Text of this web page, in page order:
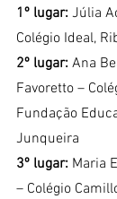
1º lugar: Júlia
Colégio Ideal,
2º lugar: Ana
Favoretto –
Fundação
Junqueira
3º lugar: Maria
– Colégio